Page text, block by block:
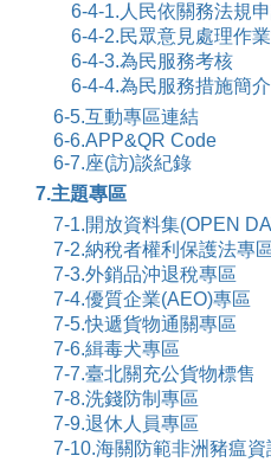
6-4-1.人民依關務法規
6-4-2.民眾意見處理作
6-4-3.為民服務考核
6-4-4.為民服務措施簡介
6-5.互動專區連結
6-6.APP&QR Code
6-7.座(訪)談紀錄
7.主題專區
7-1.開放資料集(OPEN
7-2.納稅者權利保護法專
7-3.外銷品沖退稅專區
7-4.優質企業(AEO)專區
7-5.快遞貨物通關專區
7-6.緝毒犬專區
7-7.臺北關充公貨物標售
7-8.洗錢防制專區
7-9.退休人員專區
7-10.海關防範非洲豬瘟資